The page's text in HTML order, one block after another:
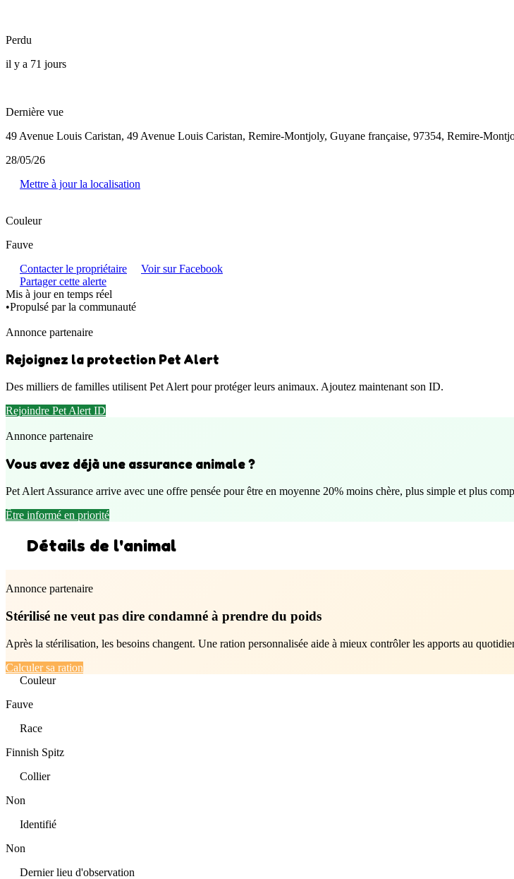
Perdu
il y a 71 jours
Dernière vue
49 Avenue Louis Caristan, 49 Avenue Louis Caristan, Remire-Montjoly, Guyane française, 97354, Remire-
28/05/26
Mettre à jour la localisation
Couleur
Fauve
Contacter le propriétaire
Voir sur Facebook
Partager cette alerte
Mis à jour en temps réel
•Propulsé par la communauté
Annonce partenaire
Rejoignez la protection Pet Alert
Des milliers de familles utilisent Pet Alert pour protéger leurs animaux. Ajoutez maintenant son ID.
Rejoindre Pet Alert ID
Annonce partenaire
Vous avez déjà une assurance animale ?
Pet Alert Assurance arrive avec une offre pensée pour être en moyenne 20% moins chère, plus simple et plus
Être informé en priorité
Détails de l'animal
Annonce partenaire
Stérilisé ne veut pas dire condamné à prendre du poids
Après la stérilisation, les besoins changent. Une ration personnalisée aide à mieux contrôler les apports au
Calculer sa ration
Couleur
Fauve
Race
Finnish Spitz
Collier
Non
Identifié
Non
Dernier lieu d'observation